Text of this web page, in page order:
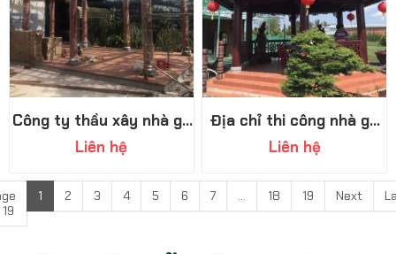
Công ty thầu xây nhà gỗ
Tây Ninh uy tín
Liên hệ
Địa chỉ thi công nhà gỗ
Đồng Nai uy tín có tiếng
Liên hệ
1 2 3 4 5 6 7 ... 18 19 Next